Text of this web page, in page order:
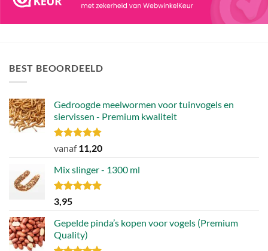
BEST BEOORDEELD
Gedroogde meelwormen voor tuinvogels en
siervissen - Premium kwaliteit
Gewaardeerd
uit 5
vanaf11,20
Mix slinger - 1300 ml
Gewaardeerd
4.79
3,95
Gepelde pinda’s kopen voor vogels (Premium
Quality)